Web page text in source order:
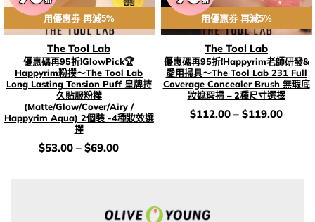
用優惠劵 再減5%
The Tool Lab
優惠碼再95折!GlowPick🏆
Happyrim粉撲～The Tool Lab
Long Lasting Tension Puff 皇牌持
久貼服粉撲
(Matte/Glow/Cover/Airy /
Happyrim Aqua) 2個裝 -4種妝效選
擇
價
錢：
$53.00 – $69.00
用優惠劵 再減5%
The Tool Lab
優惠碼再95折!Happyrim老師研發&
愛用掃具～The Tool Lab 231 Full
Coverage Concealer Brush 無瑕底
妝遮瑕掃 – 2種尺寸選擇
價
錢：
$112.00 – $119.00